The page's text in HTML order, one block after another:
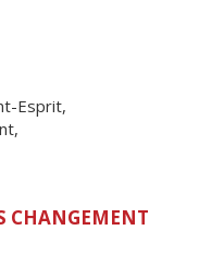
Esprit,
CHANGEMENT